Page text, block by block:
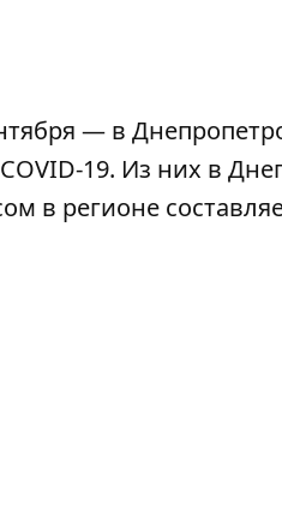
— в
19. Из них в
в регионе